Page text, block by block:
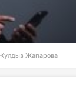
Жапарова